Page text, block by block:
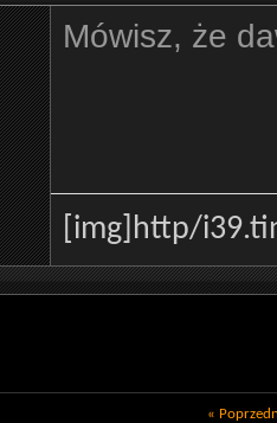
Mówisz, że
[img]http/
«